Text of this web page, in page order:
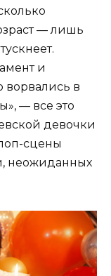
— лишь
и
ворвались в
— все это
девочки
сцены
неожиданных